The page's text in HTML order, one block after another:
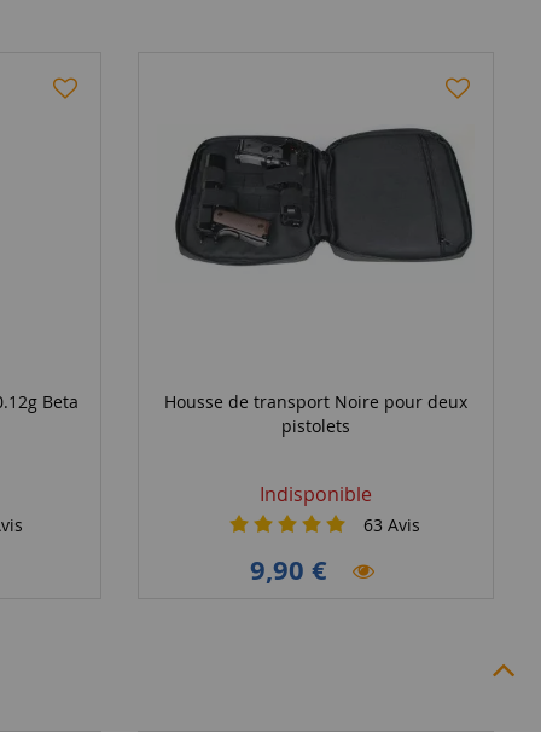
Beta
Housse de transport Noire pour deux
pistolets
Indisponible
63 Avis
9,90 €